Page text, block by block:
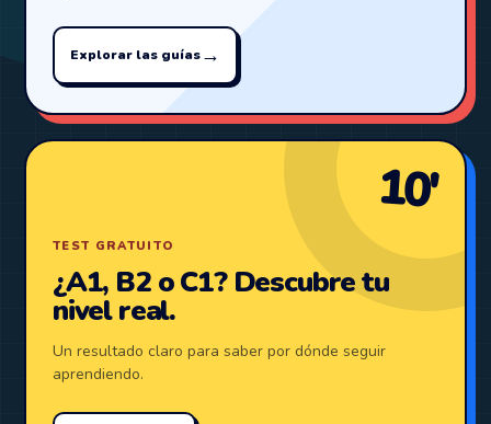
Explorar las guías→
10′
TEST GRATUITO
¿A1, B2 o C1? Descubre tu
nivel real.
Un resultado claro para saber por dónde seguir
aprendiendo.